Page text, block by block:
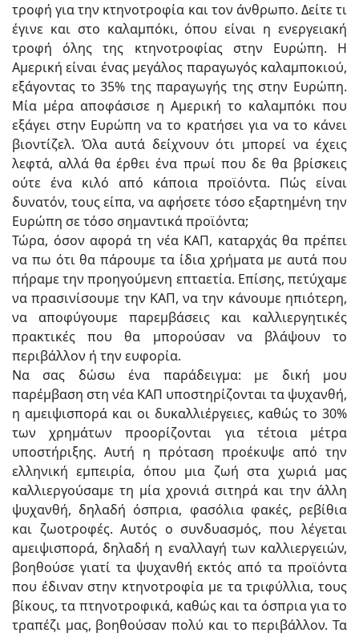
τροφή για την κτηνοτροφία και τον άνθρωπο. Δείτε τι
έγινε και στο καλαμπόκι, όπου είναι η ενεργειακή
τροφή όλης της κτηνοτροφίας στην Ευρώπη. Η
Αμερική είναι ένας μεγάλος παραγωγός καλαμποκιού,
εξάγοντας το 35% της παραγωγής της στην Ευρώπη.
Μία μέρα αποφάσισε η Αμερική το καλαμπόκι που
εξάγει στην Ευρώπη να το κρατήσει για να το κάνει
βιοντίζελ. Όλα αυτά δείχνουν ότι μπορεί να έχεις
λεφτά, αλλά θα έρθει ένα πρωί που δε θα βρίσκεις
ούτε ένα κιλό από κάποια προϊόντα. Πώς είναι
δυνατόν, τους είπα, να αφήσετε τόσο εξαρτημένη την
Ευρώπη σε τόσο σημαντικά προϊόντα;
Τώρα, όσον αφορά τη νέα ΚΑΠ, καταρχάς θα πρέπει
να πω ότι θα πάρουμε τα ίδια χρήματα με αυτά που
πήραμε την προηγούμενη επταετία. Επίσης, πετύχαμε
να πρασινίσουμε την ΚΑΠ, να την κάνουμε ηπιότερη,
να αποφύγουμε παρεμβάσεις και καλλιεργητικές
πρακτικές που θα μπορούσαν να βλάψουν το
περιβάλλον ή την ευφορία.
Να σας δώσω ένα παράδειγμα: με δική μου
παρέμβαση στη νέα ΚΑΠ υποστηρίζονται τα ψυχανθή,
η αμειψισπορά και οι δυκαλλιέργειες, καθώς το 30%
των χρημάτων προορίζονται για τέτοια μέτρα
υποστήριξης. Αυτή η πρόταση προέκυψε από την
ελληνική εμπειρία, όπου μια ζωή στα χωριά μας
καλλιεργούσαμε τη μία χρονιά σιτηρά και την άλλη
ψυχανθή, δηλαδή όσπρια, φασόλια φακές, ρεβίθια
και ζωοτροφές. Αυτός ο συνδυασμός, που λέγεται
αμειψισπορά, δηλαδή η εναλλαγή των καλλιεργειών,
βοηθούσε γιατί τα ψυχανθή εκτός από τα προϊόντα
που έδιναν στην κτηνοτροφία με τα τριφύλλια, τους
βίκους, τα πτηνοτροφικά, καθώς και τα όσπρια για το
τραπέζι μας, βοηθούσαν πολύ και το περιβάλλον. Τα